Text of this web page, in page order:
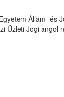
Állam- és
Üzleti Jogi angol